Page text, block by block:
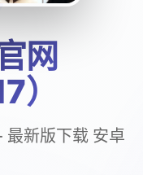
网
）
新版下载 安卓